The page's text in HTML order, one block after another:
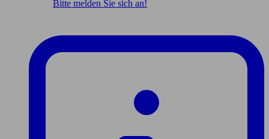
Bitte melden Sie sich an!